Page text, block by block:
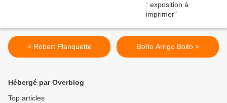
< Robert Planquette Boïto Arrigo Boito >
Hébergé par Overblog
Top articles